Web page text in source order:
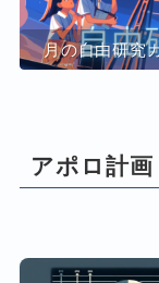
月の自由研究
アポロ計画